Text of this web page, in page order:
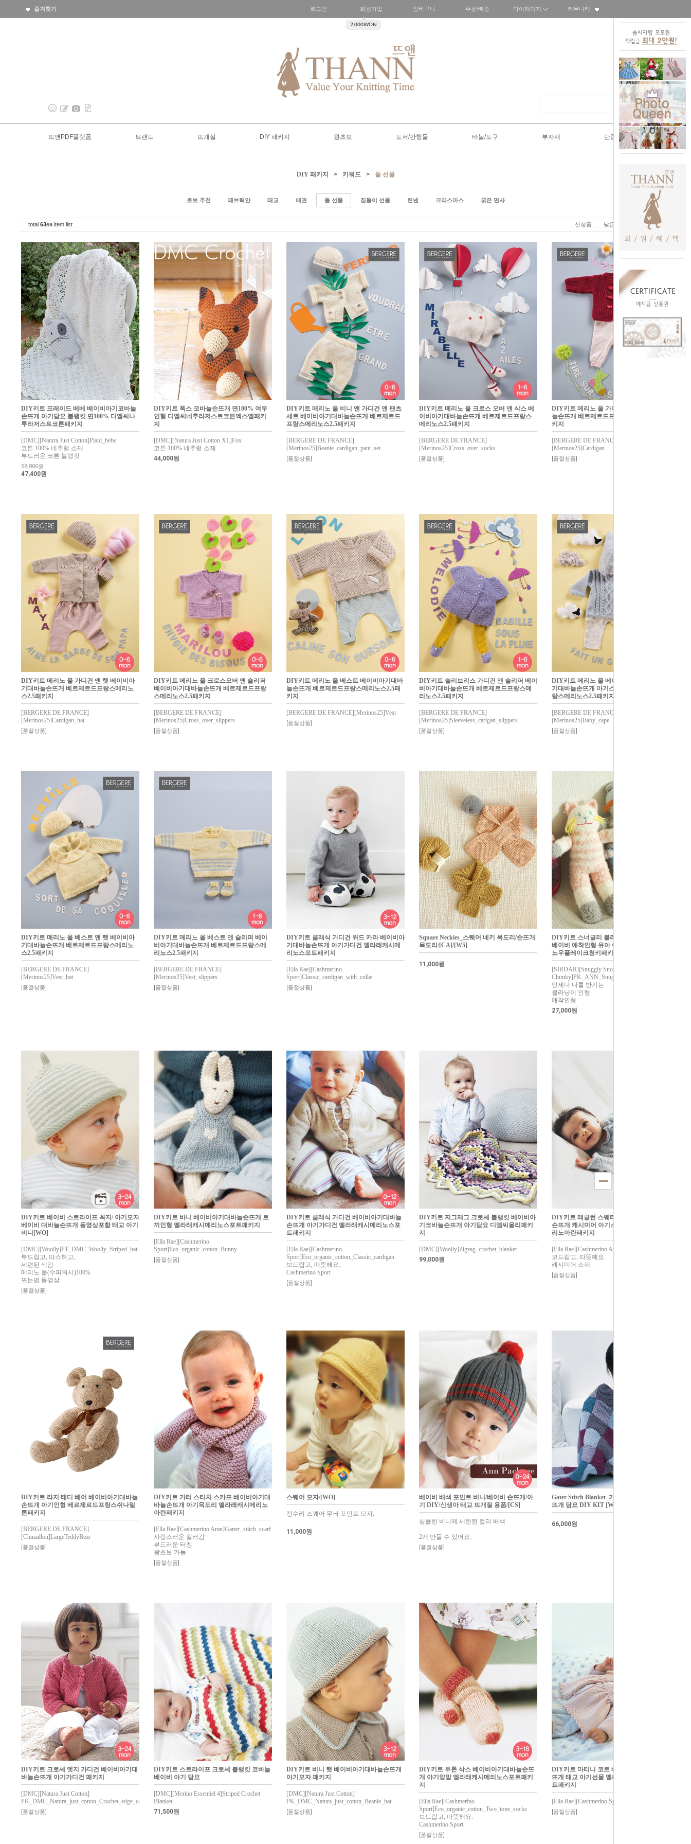
즐겨찾기 로그인 회원가입
2,000WON
장바구니 주문/배송 마이페이지 커뮤니티
뜨앤PDF플랫폼 브랜드 뜨개실 DIY 패키지 왕초보 도서/간행물 바늘/도구 부자재 단종SALE50%
DIY 패키지 > 키워드 > 돌 선물
초보 추천 패브릭얀 태교 애견 돌 선물 집들이 선물 린넨 크리스마스 굵은 면사
total 63ea item list 신상품 낮은가격 높은가격
DIY키트 프레이드 베베 베이비아기코바늘
손뜨개 아기담요 블랭킷 면100% 디엠씨나
투라저스트코튼패키지
[DMC][Natura Just Cotton]Plaid_bebe
코튼 100% 네추럴 소재
부드러운 코튼 블랭킷
58,800원
47,400원
DIY키트 폭스 코바늘손뜨개 면100% 여우
인형 디엠씨네추라저스트코튼엑스엘패키
지
[DMC][Natura Just Cotton XL]Fox
코튼 100% 네추럴 소재
44,000원
DIY키트 메리노 울 비니 앤 가디건 앤 팬츠
세트 베이비아기대바늘손뜨개 베르제르드
프랑스메리노스2.5패키지
[BERGERE DE FRANCE]
[Merinos25]Beanie_cardigan_pant_set
[품절상품]
DIY키트 메리노 울 크로스 오버 앤 삭스 베
이비아기대바늘손뜨개 베르제르드프랑스
메리노스2.5패키지
[BERGERE DE FRANCE]
[Merinos25]Cross_over_socks
[품절상품]
DIY키트 메리노 울 가디건 베이비아기대바
늘손뜨개 베르제르드프랑스메리노스2.5패
키지
[BERGERE DE FRANCE]
[Merinos25]Cardigan
[품절상품]
DIY키트 메리노 울 가디건 앤 햇 베이비아
기대바늘손뜨개 베르제르드프랑스메리노
스2.5패키지
[BERGERE DE FRANCE]
[Merinos25]Cardigan_hat
[품절상품]
DIY키트 메리노 울 크로스오버 앤 슬리퍼
베이비아기대바늘손뜨개 베르제르드프랑
스메리노스2.5패키지
[BERGERE DE FRANCE]
[Merinos25]Cross_over_slippers
[품절상품]
DIY키트 메리노 울 베스트 베이비아기대바
늘손뜨개 베르제르드프랑스메리노스2.5패
키지
[BERGERE DE FRANCE][Merinos25]Vest
[품절상품]
DIY키트 슬리브리스 가디건 앤 슬리퍼 베이
비아기대바늘손뜨개 베르제르드프랑스메
리노스2.5패키지
[BERGERE DE FRANCE]
[Merinos25]Sleeveless_carigan_slippers
[품절상품]
DIY키트 메리노 울 베이비 케이프 베이비아
기대바늘손뜨개 아기스웨터 베르제르드프
랑스메리노스2.5패키지
[BERGERE DE FRANCE]
[Merinos25]Baby_cape
[품절상품]
DIY키트 메리노 울 베스트 앤 햇 베이비아
기대바늘손뜨개 베르제르드프랑스메리노
스2.5패키지
[BERGERE DE FRANCE]
[Merinos25]Vest_hat
[품절상품]
DIY키트 메리노 울 베스트 앤 슬리퍼 베이
비아기대바늘손뜨개 베르제르드프랑스메
리노스2.5패키지
[BERGERE DE FRANCE]
[Merinos25]Vest_slippers
[품절상품]
DIY키트 클래식 가디건 위드 카라 베이비아
기대바늘손뜨개 아기가디건 엘라래캐시메
리노스포트패키지
[Ella Rae][Cashmerino
Sport]Classic_cardigan_with_collar
[품절상품]
Square Neckies_스퀘어 네키 목도리/손뜨개
목도리/[CA]/[W5]
11,000원
DIY키트 스너글리 블라냥이 대바늘손뜨개
베이비 애착인형 유아 아기 서다스너글리스
노우플레이크청키패키지
[SIRDAR][Snuggly Snowflake
Chunky]PK_ANN_Snuggly_blanyangee
언제나 나를 반기는
블라냥이 인형
애착인형
27,000원
DIY키트 베이비 스트라이프 꼭지/ 아기모자
베이비 대바늘손뜨개 동영상포함 태교 아기
비니[WO]
[DMC][Woolly]PT_DMC_Woolly_Striped_hat
부드럽고, 따스하고,
세련된 색감
메리노 울(수퍼워시)100%
뜨는법 동영상.
[품절상품]
DIY키트 바니 베이비아기대바늘손뜨개 토
끼인형 엘라래캐시메리노스포트패키지
[Ella Rae][Cashmerino
Sport]Eco_organic_cotton_Bunny
[품절상품]
DIY키트 클래식 가디건 베이비아기대바늘
손뜨개 아기가디건 엘라래캐시메리노스포
트패키지
[Ella Rae][Cashmerino
Sport]Eco_organic_cotton_Classic_cardigan
보드랍고, 따뜻해요.
Cashmerino Sport
[품절상품]
DIY키트 지그재그 크로셰 블랭킷 베이비아
기코바늘손뜨개 아기담요 디엠씨울리패키
지
[DMC][Woolly]Zigzag_crochet_blanket
99,000원
DIY키트 래글런 스웨터 베이비아기대바늘
손뜨개 캐시미어 아기스웨터 엘라래캐시메
리노아란패키지
[Ella Rae][Cashmerino Aran]Raglan_sweater
보드랍고, 따뜻해요.
캐시미어 소재
[품절상품]
DIY키트 라지 테디 베어 베이비아기대바늘
손뜨개 아기인형 베르제르드프랑스쉬나일
론패키지
[BERGERE DE FRANCE]
[Chinaillon]LargeTeddyBear
[품절상품]
DIY키트 가터 스티치 스카프 베이비아기대
바늘손뜨개 아기목도리 엘라래캐시메리노
아란패키지
[Ella Rae][Cashmerino Aran]Garter_stitch_scarf
사랑스러운 컬러감
부드러운 터칭
왕초보 가능
[품절상품]
스퀘어 모자/[WO]
정수리 스퀘어 무늬 포인트 모자.
11,000원
베이비 배색 포인트 비니/베이비 손뜨개/아
기 DIY/신생아 태교 뜨개질 용품/[CS]
심플한 비니에 세련된 컬러 배색
2개 만들 수 있어요.
[품절상품]
Gater Stitch Blanket_가터 스티치 블랑킷/손
뜨개 담요 DIY KIT [W5]
66,000원
DIY키트 크로셰 엣지 가디건 베이비아기대
바늘손뜨개 아기가디건 패키지
[DMC][Natura Just Cotton]
PK_DMC_Natura_just_cotton_Crochet_edge_cardigan
[품절상품]
DIY키트 스트라이프 크로셰 블랭킷 코바늘
베이비 아기 담요
[DMC][Merino Essentiel 4]Striped Crochet
Blanket
71,500원
DIY키트 비니 햇 베이비아기대바늘손뜨개
아기모자 패키지
[DMC][Natura Just Cotton]
PK_DMC_Natura_just_cotton_Beanie_hat
[품절상품]
DIY키트 투톤 삭스 베이비아기대바늘손뜨
개 아기양말 엘라래캐시메리노스포트패키
지
[Ella Rae][Cashmerino
Sport]Eco_organic_cotton_Two_tone_socks
보드랍고, 따뜻해요.
Cashmerino Sport
[품절상품]
DIY키트 마티니 코트 베이비아기대바늘손
뜨개 태교 아기선물 엘라래캐시메리노스포
트패키지
[Ella Rae][Cashmerino Sport]Matinee_coat
[품절상품]